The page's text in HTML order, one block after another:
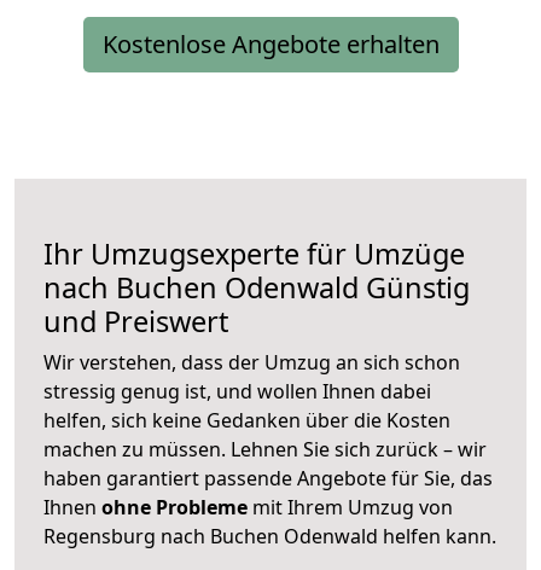
Kostenlose Angebote erhalten
Ihr Umzugsexperte für Umzüge
nach Buchen Odenwald Günstig
und Preiswert
Wir verstehen, dass der Umzug an sich schon
stressig genug ist, und wollen Ihnen dabei
helfen, sich keine Gedanken über die Kosten
machen zu müssen. Lehnen Sie sich zurück – wir
haben garantiert passende Angebote für Sie, das
Ihnen ohne Probleme mit Ihrem Umzug von
Regensburg nach Buchen Odenwald helfen kann.